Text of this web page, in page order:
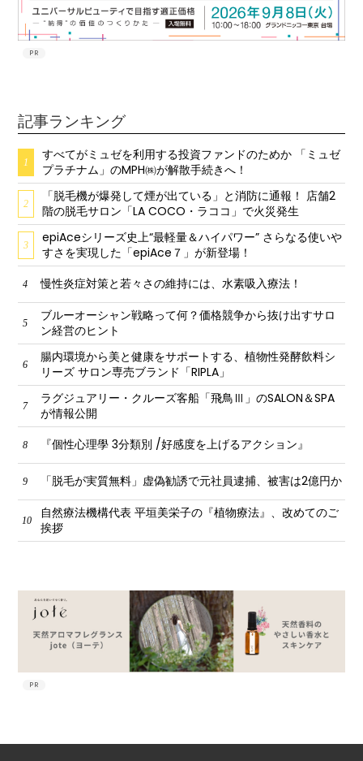
PR
記事ランキング
1
すべてがミュゼを利用する投資ファンドのためか 「ミュゼ
プラチナム」のMPH㈱が解散手続きへ！
2
「脱毛機が爆発して煙が出ている」と消防に通報！ 店舗2
階の脱毛サロン「LA COCO・ラココ」で火災発生
3
epiAceシリーズ史上“最軽量＆ハイパワー” さらなる使いや
すさを実現した「epiAce７」が新登場！
4 慢性炎症対策と若々さの維持には、水素吸入療法！
5
ブルーオーシャン戦略って何？価格競争から抜け出すサロ
ン経営のヒント
6
腸内環境から美と健康をサポートする、植物性発酵飲料シ
リーズ サロン専売ブランド「RIPLA」
7
ラグジュアリー・クルーズ客船「飛鳥Ⅲ」のSALON＆SPA
が情報公開
8 『個性心理學 3分類別 /好感度を上げるアクション』
9 「脱毛が実質無料」虚偽勧誘で元社員逮捕、被害は2億円か
10
自然療法機構代表 平垣美栄子の『植物療法』、改めてのご
挨拶
PR